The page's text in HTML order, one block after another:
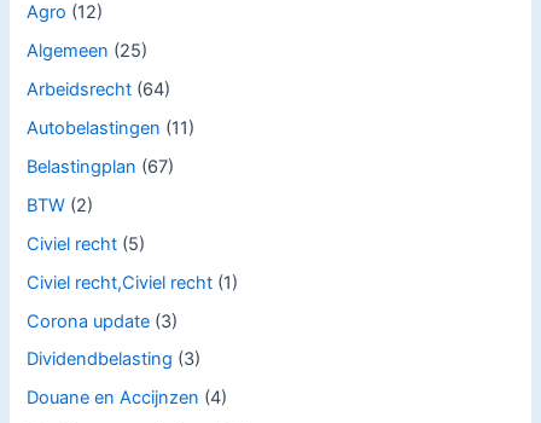
Agro (12)
Algemeen (25)
Arbeidsrecht (64)
Autobelastingen (11)
Belastingplan (67)
BTW (2)
Civiel recht (5)
Civiel recht,Civiel recht (1)
Corona update (3)
Dividendbelasting (3)
Douane en Accijnzen (4)